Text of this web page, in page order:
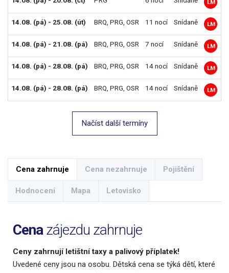
LM
14.08. (pá) - 25.08. (út) BRQ, PRG, OSR 11 nocí Snídaně LM
14.08. (pá) - 21.08. (pá) BRQ, PRG, OSR 7 nocí Snídaně LM
14.08. (pá) - 28.08. (pá) BRQ, PRG, OSR 14 nocí Snídaně LM
14.08. (pá) - 28.08. (pá) BRQ, PRG, OSR 14 nocí Snídaně LM
Načíst další termíny
Cena zahrnuje Cena nezahrnuje Pojištění
Hodnocení Mapa Letovisko
Cenazájezdu zahrnuje
Ceny zahrnují letištní taxy a palivový příplatek!
Uvedené ceny jsou na osobu. Dětská cena se týká dětí, které